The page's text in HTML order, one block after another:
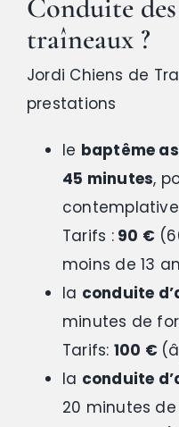
Conduite
traîneaux ?
Jordi Chiens de
prestations
le baptême
45 minutes,
Tarifs :90 €
moins de 13
la conduite
minutes de
Tarifs: 100 €
la conduite
20 minutes